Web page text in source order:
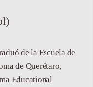
de la Escuela de
de Querétaro,
Educational